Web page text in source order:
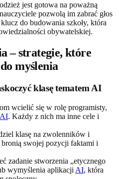
jest gotowa na poważną
pozwolą im zabrać głos
do budowania szkoły, która
obywatelskiej.
– strategie, które
myślenia
klasę tematem AI
wcielić się w rolę programisty,
AI. Każdy z nich ma inne cele i
klasę na zwolenników i
bronią swojej pozycji faktami i
zadanie stworzenia „etycznego
wymyślenia aplikacji AI, która